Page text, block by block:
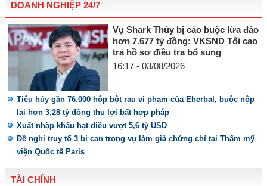
DOANH NGHIỆP 24/7
Vụ Shark Thủy bị cáo buộc lừa đảo
hơn 7.677 tỷ đồng: VKSND Tối cao
trả hồ sơ điều tra bổ sung
16:17 - 03/08/2026
Tiêu hủy gần 76.000 hộp bột rau vi phạm của Eherbal, buộc nộp
lại hơn 3,28 tỷ đồng thu lợi bất hợp pháp
Xuất nhập khẩu hạt điều vượt 5,6 tỷ USD
Đề nghị truy tố 3 bị can trong vụ làm giả chứng chỉ tại Thẩm mỹ
viện Quốc tế Paris
TÀI CHÍNH